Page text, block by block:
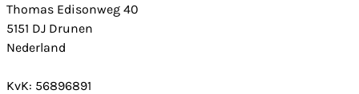
Thomas Edisonweg 40
5151 DJ Drunen
Nederland
KvK: 56896891